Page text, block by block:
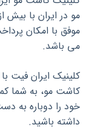
موفق با امکان
می باشد.
کلینیک ایران فیت
کاشت مو، به شما
خود را دوباره به
داشته باشید.